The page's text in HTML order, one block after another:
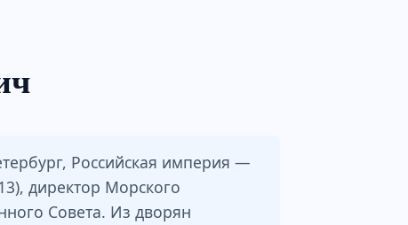
Российская империя —
директор Морского
Совета. Из дворян